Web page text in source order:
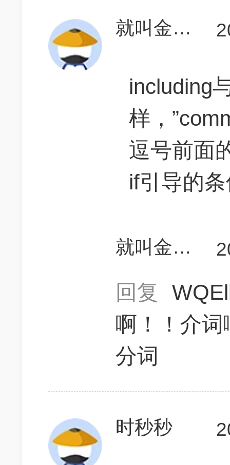
就叫金针菇吧好吗
including
样，
逗号前面
if引导的
就叫金针菇吧好吗
回复
啊！！介
分词
时秒秒